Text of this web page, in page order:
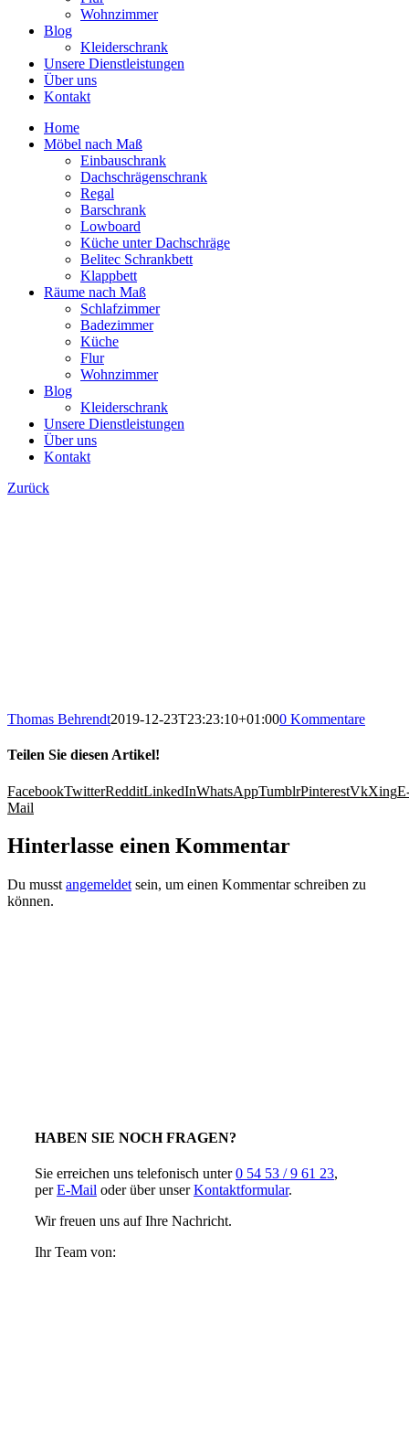
Wohnzimmer
Blog
Kleiderschrank
Unsere Dienstleistungen
Über uns
Kontakt
Home
Möbel nach Maß
Einbauschrank
Dachschrägenschrank
Regal
Barschrank
Lowboard
Küche unter Dachschräge
Belitec Schrankbett
Klappbett
Räume nach Maß
Schlafzimmer
Badezimmer
Küche
Flur
Wohnzimmer
Blog
Kleiderschrank
Unsere Dienstleistungen
Über uns
Kontakt
Zurück
Thomas Behrendt2019-12-23T23:23:10+01:000 Kommentare
Teilen Sie diesen Artikel!
FacebookTwitterRedditLinkedInWhatsAppTumblrPinterestVkXing
Mail
Hinterlasse einen Kommentar
Du musst angemeldet sein, um einen Kommentar schreiben zu
können.
HABEN SIE NOCH FRAGEN?
Sie erreichen uns telefonisch unter0 54 53 / 9 61 23,
perE-Mail oder über unserKontaktformular.
Wir freuen uns auf Ihre Nachricht.
Ihr Team von: